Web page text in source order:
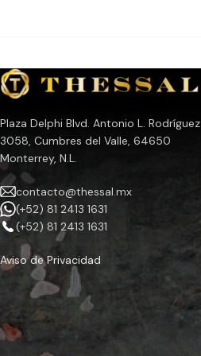
Plaza Delphi Blvd. Antonio L. Rodríguez
3058, Cumbres del Valle, 64650
Monterrey, N.L.
contacto@thessal.mx
(+52) 81 2413 1631
(+52) 81 2413 1631
Aviso de Privacidad